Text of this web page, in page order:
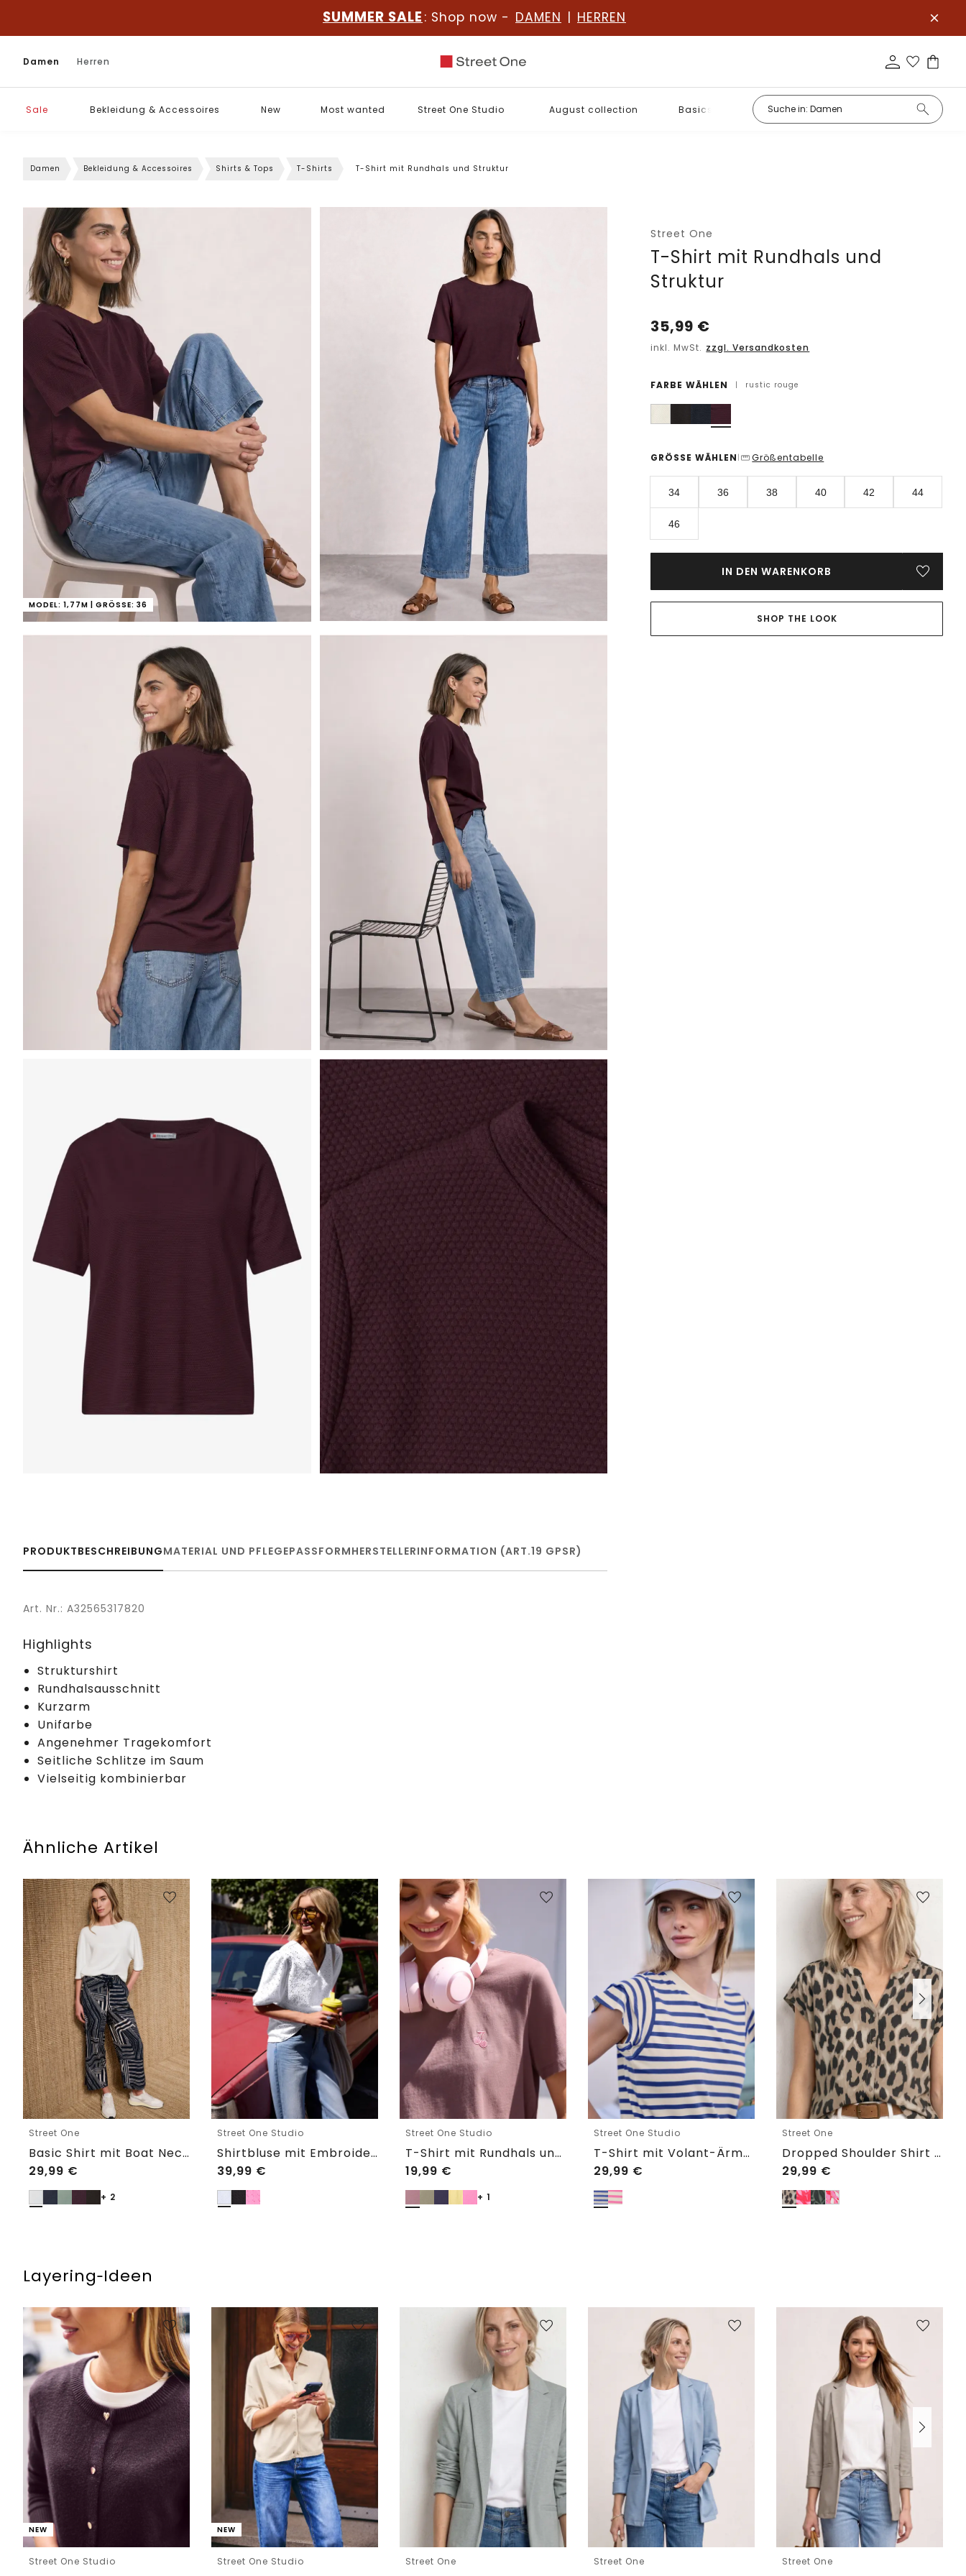
SUMMER SALE : Shop now - DAMEN | HERREN
Damen Herren
Sale Bekleidung & Accessoires New Most wanted Street One Studio August collection Basics
Damen Bekleidung & Accessoires Shirts & Tops T-Shirts T-Shirt mit Rundhals und Struktur
MODEL: 1,77M | GRÖSSE: 36
Street One
T-Shirt mit Rundhals und
Struktur
35,99 €
inkl. MwSt. zzgl. Versandkosten
FARBE WÄHLEN | rustic rouge
GRÖSSE WÄHLEN | Größentabelle
34 36 38 40 42 44
46
IN DEN WARENKORB
SHOP THE LOOK
PRODUKTBESCHREIBUNGMATERIAL UND PFLEGEPASSFORMHERSTELLERINFORMATION (ART.19 GPSR)
Art. Nr.: A32565317820
Highlights
Strukturshirt
Rundhalsausschnitt
Kurzarm
Unifarbe
Angenehmer Tragekomfort
Seitliche Schlitze im Saum
Vielseitig kombinierbar
Ähnliche Artikel
Street One
Basic Shirt mit Boat Neck und Elastikbund
29,99 €
+ 2
Street One Studio
Shirtbluse mit Embroidery-Front
39,99 €
Street One Studio
T-Shirt mit Rundhals und Embroidery-Detail
19,99 €
+ 1
Street One Studio
T-Shirt mit Volant-Ärmeln und Print
29,99 €
Street One
Dropped Shoulder Shirt im Blusen-Look
29,99 €
Layering‑Ideen
NEW
Street One Studio
NEW
Street One Studio Street One Street One Street One